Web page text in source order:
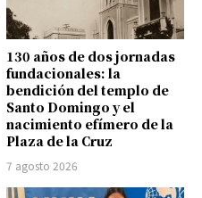
130 años de dos jornadas
fundacionales: la
bendición del templo de
Santo Domingo y el
nacimiento efímero de la
Plaza de la Cruz
7 agosto 2026